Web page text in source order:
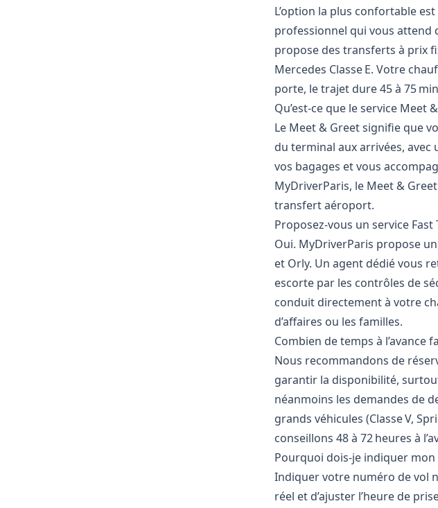
L’option la plus confortable
professionnel qui vous attend
propose des transferts à prix
Mercedes Classe E. Votre
porte, le trajet dure 45 à 75
Qu’est-ce que le service Meet
Le Meet & Greet signifie que
du terminal aux arrivées, avec
vos bagages et vous
MyDriverParis, le Meet &
transfert aéroport.
Proposez-vous un service Fast
Oui. MyDriverParis propose
et Orly. Un agent dédié vous
escorte par les contrôles de
conduit directement à votre
d’affaires ou les familles.
Combien de temps à
Nous recommandons de
garantir la disponibilité,
néanmoins les demandes de
grands véhicules (Classe V,
conseillons 48 à 72 heures à
Pourquoi dois-je indiquer
Indiquer votre numéro de vol
réel et d’ajuster l’heure de